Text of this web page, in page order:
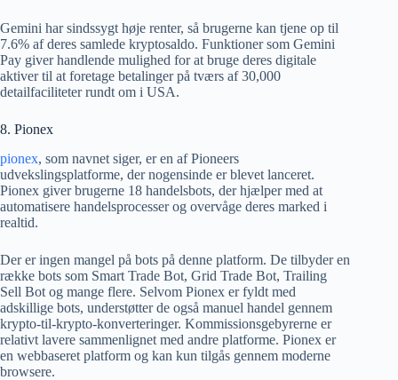
Gemini har sindssygt høje renter, så brugerne kan tjene op til
7.6% af deres samlede kryptosaldo. Funktioner som Gemini
Pay giver handlende mulighed for at bruge deres digitale
aktiver til at foretage betalinger på tværs af 30,000
detailfaciliteter rundt om i USA.
8. Pionex
pionex, som navnet siger, er en af ​​Pioneers
udvekslingsplatforme, der nogensinde er blevet lanceret.
Pionex giver brugerne 18 handelsbots, der hjælper med at
automatisere handelsprocesser og overvåge deres marked i
realtid.
Der er ingen mangel på bots på denne platform. De tilbyder en
række bots som Smart Trade Bot, Grid Trade Bot, Trailing
Sell Bot og mange flere. Selvom Pionex er fyldt med
adskillige bots, understøtter de også manuel handel gennem
krypto-til-krypto-konverteringer. Kommissionsgebyrerne er
relativt lavere sammenlignet med andre platforme. Pionex er
en webbaseret platform og kan kun tilgås gennem moderne
browsere.